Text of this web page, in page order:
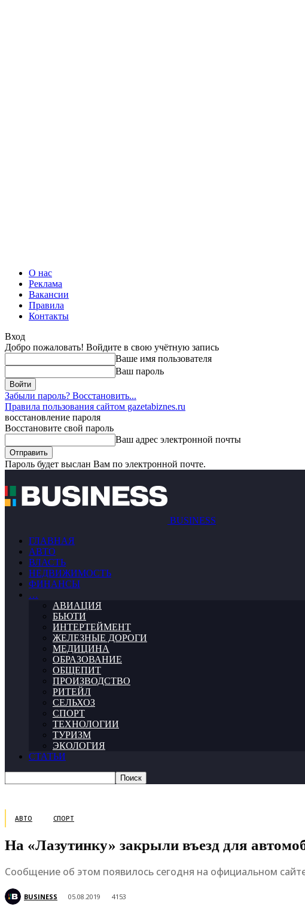
О нас
Реклама
Вакансии
Правила
Контакты
Вход
Добро пожаловать! Войдите в свою учётную запись
Ваше имя пользователя
Ваш пароль
Забыли пароль? Восстановить...
Правила пользования сайтом gazetabiznes.ru
восстановление пароля
Восстановите свой пароль
Ваш адрес электронной почты
Пароль будет выслан Вам по электронной почте.
BUSINESS
ГЛАВНАЯ
АВТО
ВЛАСТЬ
НЕДВИЖИМОСТЬ
ФИНАНСЫ
…
АВИАЦИЯ
БЬЮТИ
ИНТЕРТЕЙМЕНТ
ЖЕЛЕЗНЫЕ ДОРОГИ
МЕДИЦИНА
ОБРАЗОВАНИЕ
ОБЩЕПИТ
ПРОИЗВОДСТВО
РИТЕЙЛ
СЕЛЬХОЗ
СПОРТ
ТЕХНОЛОГИИ
ТУРИЗМ
ЭКОЛОГИЯ
СТАТЬИ
АВТО СПОРТ
На «Лазутинку» закрыли въезд для
Сообщение об этом появилось сегодня на официальном
BUSINESS 05.08.2019 4153